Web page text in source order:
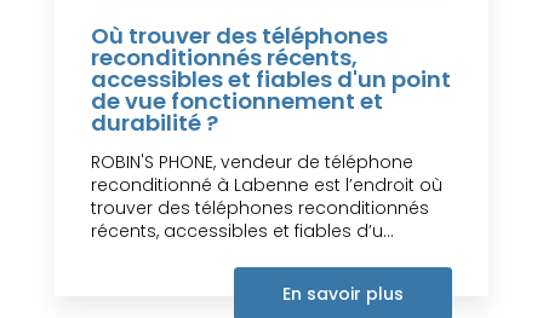
Où trouver des téléphones
reconditionnés récents,
accessibles et fiables d'un point
de vue fonctionnement et
durabilité ?
ROBIN'S PHONE, vendeur de téléphone
reconditionné à Labenne est l’endroit où
trouver des téléphones reconditionnés
récents, accessibles et fiables d’u...
En savoir plus